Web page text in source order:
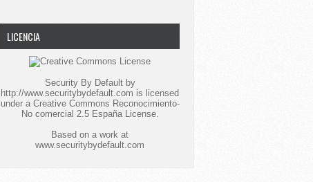
LICENCIA
Security By Defaultby
http://www.securitybydefault.com is licensed
under a Creative Commons Reconocimiento-
No comercial 2.5 España License.
Based on a work at
www.securitybydefault.com